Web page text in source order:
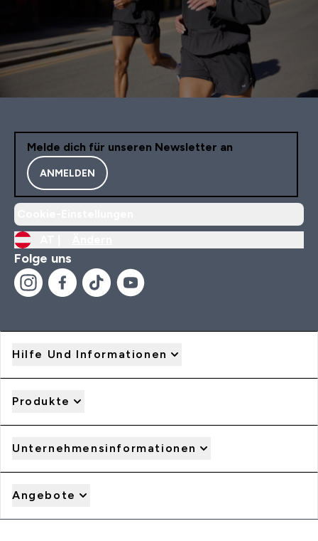
Melde dich für unseren Newsletter an
ANMELDEN
Folge uns
Hilfe Und Informationen
Produkte
Unternehmensinformationen
Angebote